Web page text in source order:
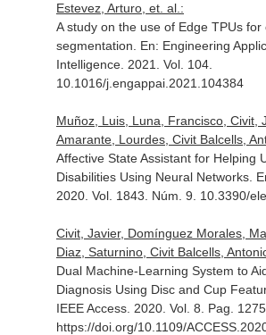
Estevez, Arturo, et. al.:
A study on the use of Edge TPUs
segmentation. En: Engineering
Intelligence. 2021. Vol. 104.
10.1016/j.engappai.2021.104384
Muñoz, Luis, Luna, Francisco, Civit,
Amarante, Lourdes, Civit Balcells,
Affective State Assistant for Helping
Disabilities Using Neural Networks.
2020. Vol. 1843. Núm. 9. 10.3390/
Civit, Javier, Domínguez Morales,
Diaz, Saturnino, Civit Balcells,
Dual Machine-Learning System to
Diagnosis Using Disc and Cup
IEEE Access. 2020. Vol. 8. Pag.
https://doi.org/10.1109/